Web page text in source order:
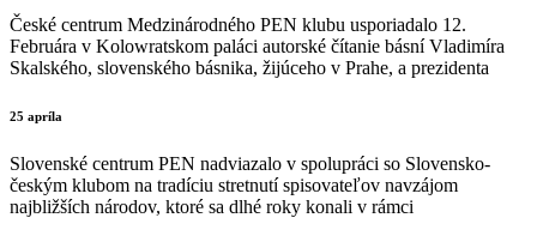
České centrum Medzinárodného PEN klubu usporiadalo 12.
Februára v Kolowratskom paláci autorské čítanie básní Vladimíra
Skalského, slovenského básnika, žijúceho v Prahe, a prezidenta
25 apríla
Slovenské centrum PEN nadviazalo v spolupráci so Slovensko-
českým klubom na tradíciu stretnutí spisovateľov navzájom
najbližších národov, ktoré sa dlhé roky konali v rámci